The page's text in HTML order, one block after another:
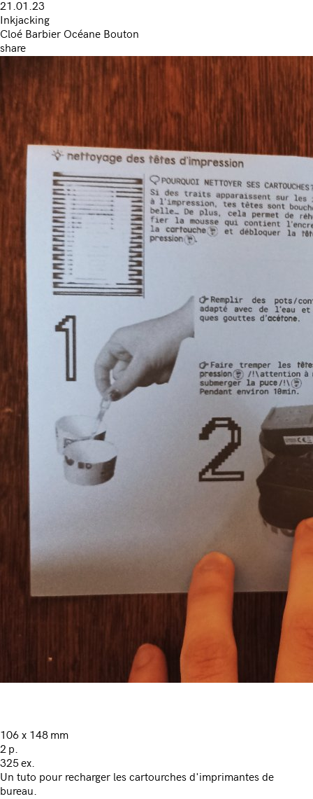
21.01.23
Inkjacking
Cloé Barbier Océane Bouton
share
106 x 148 mm
2 p.
325 ex.
Un tuto pour recharger les cartourches d'imprimantes de
bureau.